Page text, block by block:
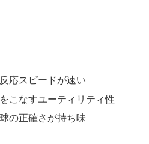
応スピードが速い
こなすユーティリティ性
の正確さが持ち味